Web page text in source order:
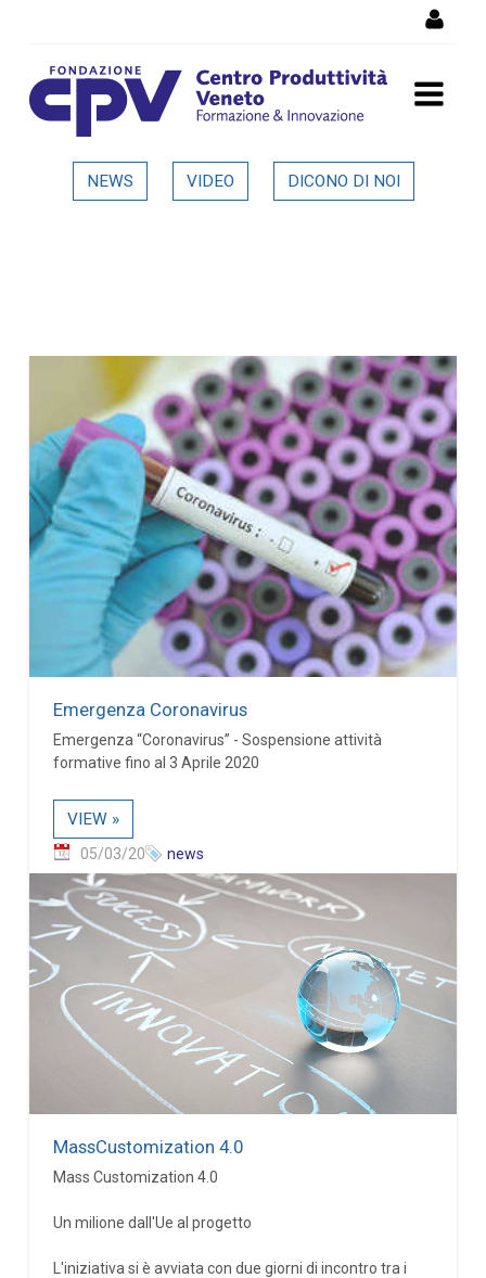
Dettaglio in evidenza
NEWS VIDEO DICONO DI NOI
Emergenza Coronavirus
Emergenza “Coronavirus” - Sospensione attività
formative fino al 3 Aprile 2020
VIEW »
05/03/20 news
MassCustomization 4.0
Mass Customization 4.0
Un milione dall'Ue al progetto
L'iniziativa si è avviata con due giorni di incontro tra i